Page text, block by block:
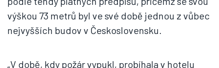
Problematické bylo také okolí hotelu, které
nebylo uzpůsobené požární výškové technice. Z
toho důvodu také evakuace musela proběhnout
pouze hasit.